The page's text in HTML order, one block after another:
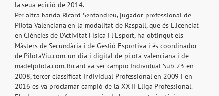
la seua edició de 2014.
Per altra banda Ricard Sentandreu, jugador professional de
Pilota Valenciana en la modalitat de Raspall, que és Llicenciat
en Ciències de l’Activitat Física i l’Esport, ha obtingut els
Màsters de Secundària i de Gestió Esportiva i és coordinador
de PilotaViu.com, un diari digital de pilota valenciana i de
madelpilota.com. Ricard va ser campió Individual Sub-23 en
2008, tercer classificat Individual Professional en 2009 i en
2016 es va proclamar campió de la XXIII Lliga Professional.